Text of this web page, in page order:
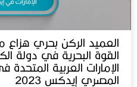
العميد الركن بحري هزاع
القوة البحرية في دولة
الإمارات العربية
المصري إيدكس 2023